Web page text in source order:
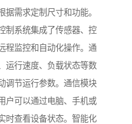
需求定制尺寸和功能。
制系统集成了传感器、控
程监控和自动化操作。通
运行速度、负载状态等数
调节运行参数。通信模块
户可以通过电脑、手机或
时查看设备状态。智能化